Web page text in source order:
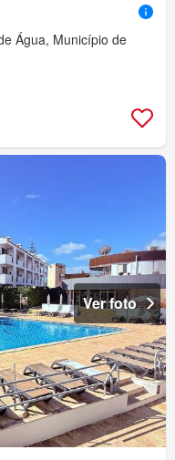
Água, Município de
Ver foto